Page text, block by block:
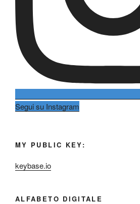
Segui su Instagram
MY PUBLIC KEY:
keybase.io
ALFABETO DIGITALE